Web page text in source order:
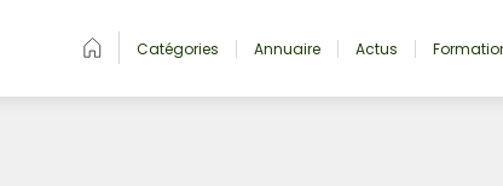
Catégories Annuaire Actus